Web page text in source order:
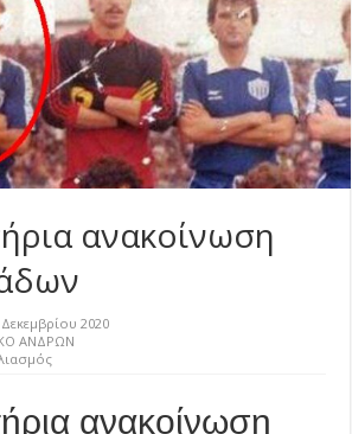
ανακοίνωση
Δεκεμβρίου 2020
ΑΝΔΡΩΝ
στο
ΕΠΣ
Κυκλάδωνανακοίνωση